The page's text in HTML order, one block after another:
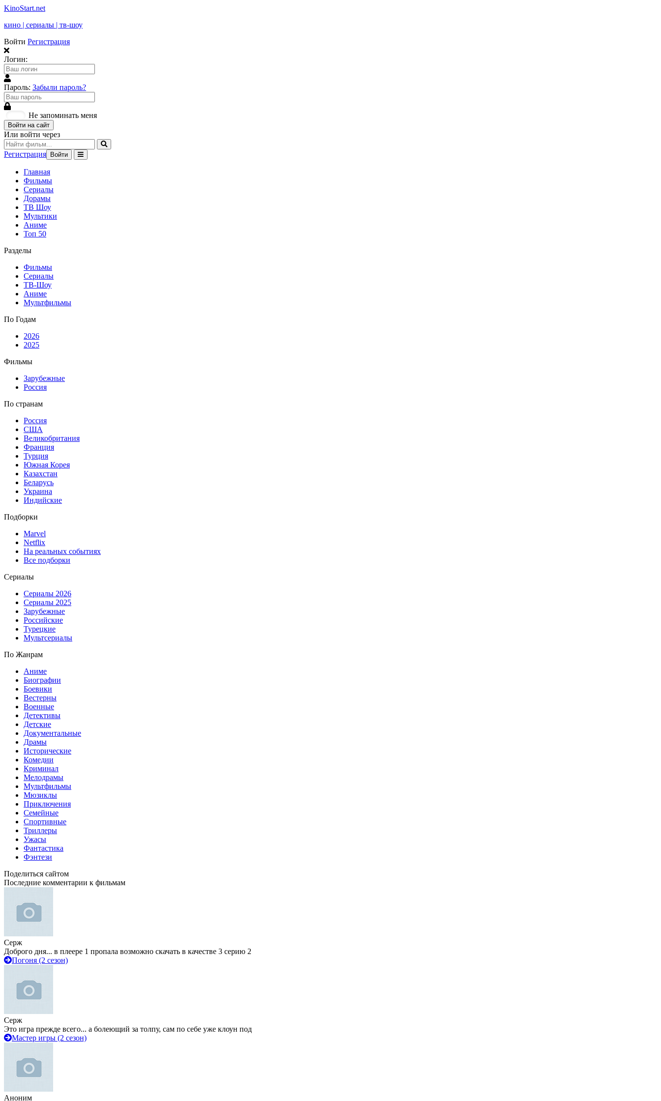
KinoStart.net
кино | сериалы | тв-шоу
Войти Регистрация
Логин:
Пароль: Забыли пароль?
Не запоминать меня
Войти на сайт
Или войти через
Регистрация Войти
Главная
Фильмы
Сериалы
Дорамы
ТВ Шоу
Мультики
Аниме
Топ 50
Разделы
Фильмы
Сериалы
ТВ-Шоу
Аниме
Мультфильмы
По Годам
2026
2025
Фильмы
Зарубежные
Россия
По странам
Россия
США
Великобритания
Франция
Турция
Южная Корея
Казахстан
Беларусь
Украина
Индийские
Подборки
Marvel
Netflix
На реальных событиях
Все подборки
Сериалы
Сериалы 2026
Сериалы 2025
Зарубежные
Российские
Турецкие
Мультсериалы
По Жанрам
Аниме
Биографии
Боевики
Вестерны
Военные
Детективы
Детские
Документальные
Драмы
Исторические
Комедии
Криминал
Мелодрамы
Мультфильмы
Мюзиклы
Приключения
Семейные
Спортивные
Триллеры
Ужасы
Фантастика
Фэнтези
Поделиться сайтом
Последние комментарии к фильмам
Серж
Доброго дня... в плеере 1 пропала возможно скачать в качестве 3 серию 2
Погоня (2 сезон)
Серж
Это игра прежде всего... а болеющий за толпу, сам по себе уже клоун под
Мастер игры (2 сезон)
Аноним